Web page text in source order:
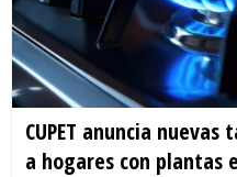
CUPET anuncia
a hogares con plantas